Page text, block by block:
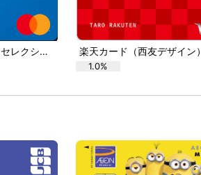
楽天カード マイカラーセレクション 楽天カード（西友デザイン）
1.0%